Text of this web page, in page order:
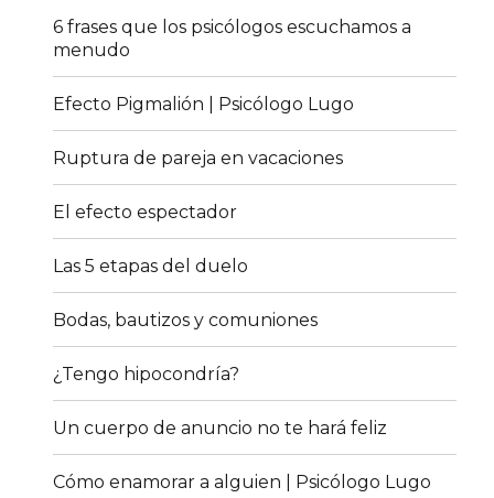
6 frases que los psicólogos escuchamos a
menudo
Efecto Pigmalión | Psicólogo Lugo
Ruptura de pareja en vacaciones
El efecto espectador
Las 5 etapas del duelo
Bodas, bautizos y comuniones
¿Tengo hipocondría?
Un cuerpo de anuncio no te hará feliz
Cómo enamorar a alguien | Psicólogo Lugo